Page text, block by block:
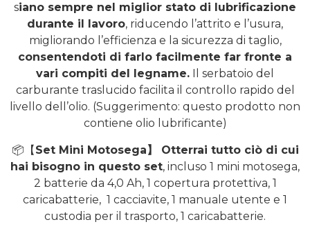
siano sempre nel miglior stato di lubrificazione
durante il lavoro, riducendo l’attrito e l’usura,
migliorando l’efficienza e la sicurezza di taglio,
consentendoti di farlo facilmente far fronte a
vari compiti del legname. Il serbatoio del
carburante traslucido facilita il controllo rapido del
livello dell’olio. (Suggerimento: questo prodotto non
contiene olio lubrificante)
📦【Set Mini Motosega】 Otterrai tutto ciò di cui
hai bisogno in questo set, incluso 1 mini motosega,
2 batterie da 4,0 Ah, 1 copertura protettiva, 1
caricabatterie, 1 cacciavite, 1 manuale utente e 1
custodia per il trasporto, 1 caricabatterie.